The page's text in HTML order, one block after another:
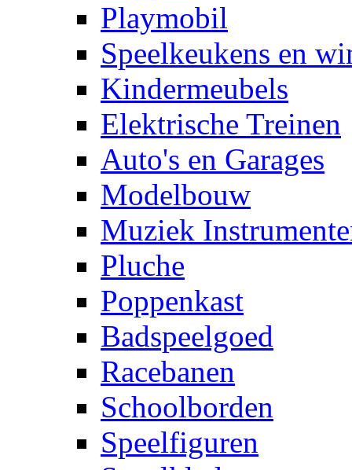
Playmobil
Speelkeukens en
Kindermeubels
Elektrische Treinen
Auto's en Garages
Modelbouw
Muziek
Pluche
Poppenkast
Badspeelgoed
Racebanen
Schoolborden
Speelfiguren